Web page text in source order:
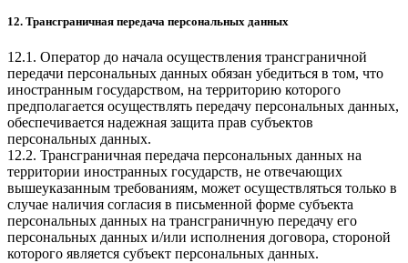
12. Трансграничная передача персональных данных
12.1. Оператор до начала осуществления трансграничной
передачи персональных данных обязан убедиться в том, что
иностранным государством, на территорию которого
предполагается осуществлять передачу персональных данных,
обеспечивается надежная защита прав субъектов
персональных данных.
12.2. Трансграничная передача персональных данных на
территории иностранных государств, не отвечающих
вышеуказанным требованиям, может осуществляться только в
случае наличия согласия в письменной форме субъекта
персональных данных на трансграничную передачу его
персональных данных и/или исполнения договора, стороной
которого является субъект персональных данных.